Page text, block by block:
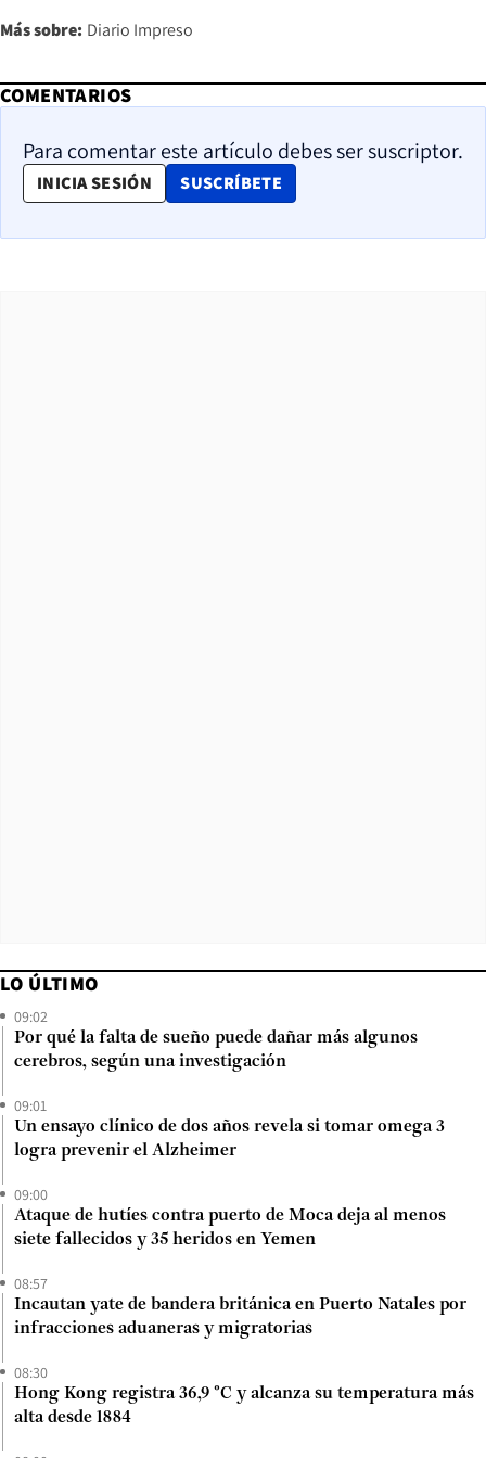
Más sobre: Diario Impreso
COMENTARIOS
Para comentar este artículo debes ser suscriptor.
INICIA SESIÓN SUSCRÍBETE
OPENS IN NEW WINDOW
LO ÚLTIMO
09:02
Por qué la falta de sueño puede dañar más algunos
cerebros, según una investigación
09:01
Un ensayo clínico de dos años revela si tomar omega 3
logra prevenir el Alzheimer
09:00
Ataque de hutíes contra puerto de Moca deja al menos
siete fallecidos y 35 heridos en Yemen
08:57
Incautan yate de bandera británica en Puerto Natales por
infracciones aduaneras y migratorias
08:30
Hong Kong registra 36,9 °C y alcanza su temperatura más
alta desde 1884